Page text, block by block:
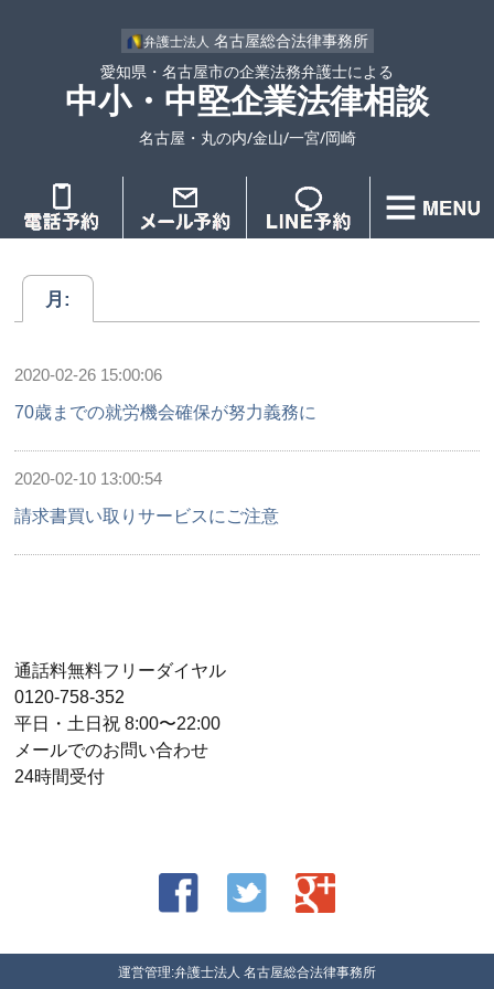
弁護士法人 名古屋総合法律事務所
愛知県・名古屋市の企業法務弁護士による
中小・中堅企業法律相談
名古屋・丸の内/金山/一宮/岡崎
月:
2020-02-26 15:00:06
70歳までの就労機会確保が努力義務に
2020-02-10 13:00:54
請求書買い取りサービスにご注意
通話料無料フリーダイヤル
0120-758-352
平日・土日祝 8:00〜22:00
メールでのお問い合わせ
24時間受付
運営管理:弁護士法人 名古屋総合法律事務所